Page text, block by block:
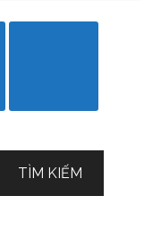
TÌM KIẾM